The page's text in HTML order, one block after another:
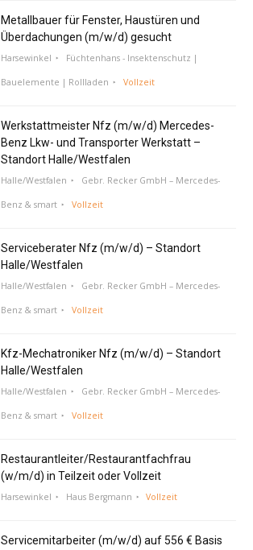
Metallbauer für Fenster, Haustüren und
Überdachungen (m/w/d) gesucht
Harsewinkel Füchtenhans - Insektenschutz |
Bauelemente | Rollladen Vollzeit
Werkstattmeister Nfz (m/w/d) Mercedes-
Benz Lkw- und Transporter Werkstatt –
Standort Halle/Westfalen
Halle/Westfalen Gebr. Recker GmbH – Mercedes-
Benz & smart Vollzeit
Serviceberater Nfz (m/w/d) – Standort
Halle/Westfalen
Halle/Westfalen Gebr. Recker GmbH – Mercedes-
Benz & smart Vollzeit
Kfz-Mechatroniker Nfz (m/w/d) – Standort
Halle/Westfalen
Halle/Westfalen Gebr. Recker GmbH – Mercedes-
Benz & smart Vollzeit
Restaurantleiter/Restaurantfachfrau
(w/m/d) in Teilzeit oder Vollzeit
Harsewinkel Haus Bergmann Vollzeit
Servicemitarbeiter (m/w/d) auf 556 € Basis